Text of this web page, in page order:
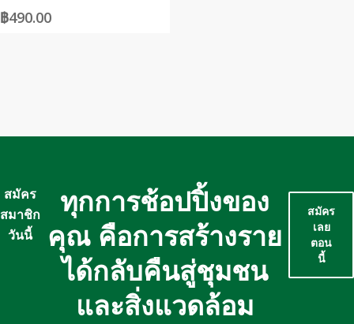
฿490.00
สมัคร
สมาชิก
วันนี้
ทุกการช้อปปิ้งของ
คุณ คือการสร้างราย
ได้กลับคืนสู่ชุมชน
และสิ่งแวดล้อม
สมัคร
เลย
ตอน
นี้